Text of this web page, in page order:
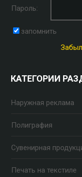
Пароль:
запомнить
КАТЕГОРИИ
Наружная реклама
Полиграфия
Сувенирная
Печать на текстиле